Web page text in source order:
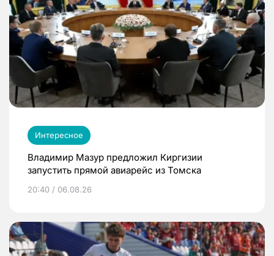
Интересное
Владимир Мазур предложил Киргизии
запустить прямой авиарейс из Томска
20:40 / 06.08.26